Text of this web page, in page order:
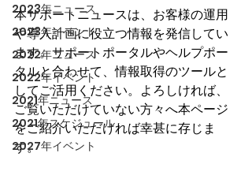
2023年ニュース
2023年イベント
2022年ニュース
2022年イベント
2021年ニュース
2021年スケジュール
2027年イベント
本サポートニュースは、お客様の運用
や導入計画に役立つ情報を発信してい
ます。サポートポータルやヘルプポー
タルと合わせて、情報取得のツールと
してご活用ください。よろしければ、
ご覧いただけていない方々へ本ページ
をご紹介いただければ幸甚に存じま
す。